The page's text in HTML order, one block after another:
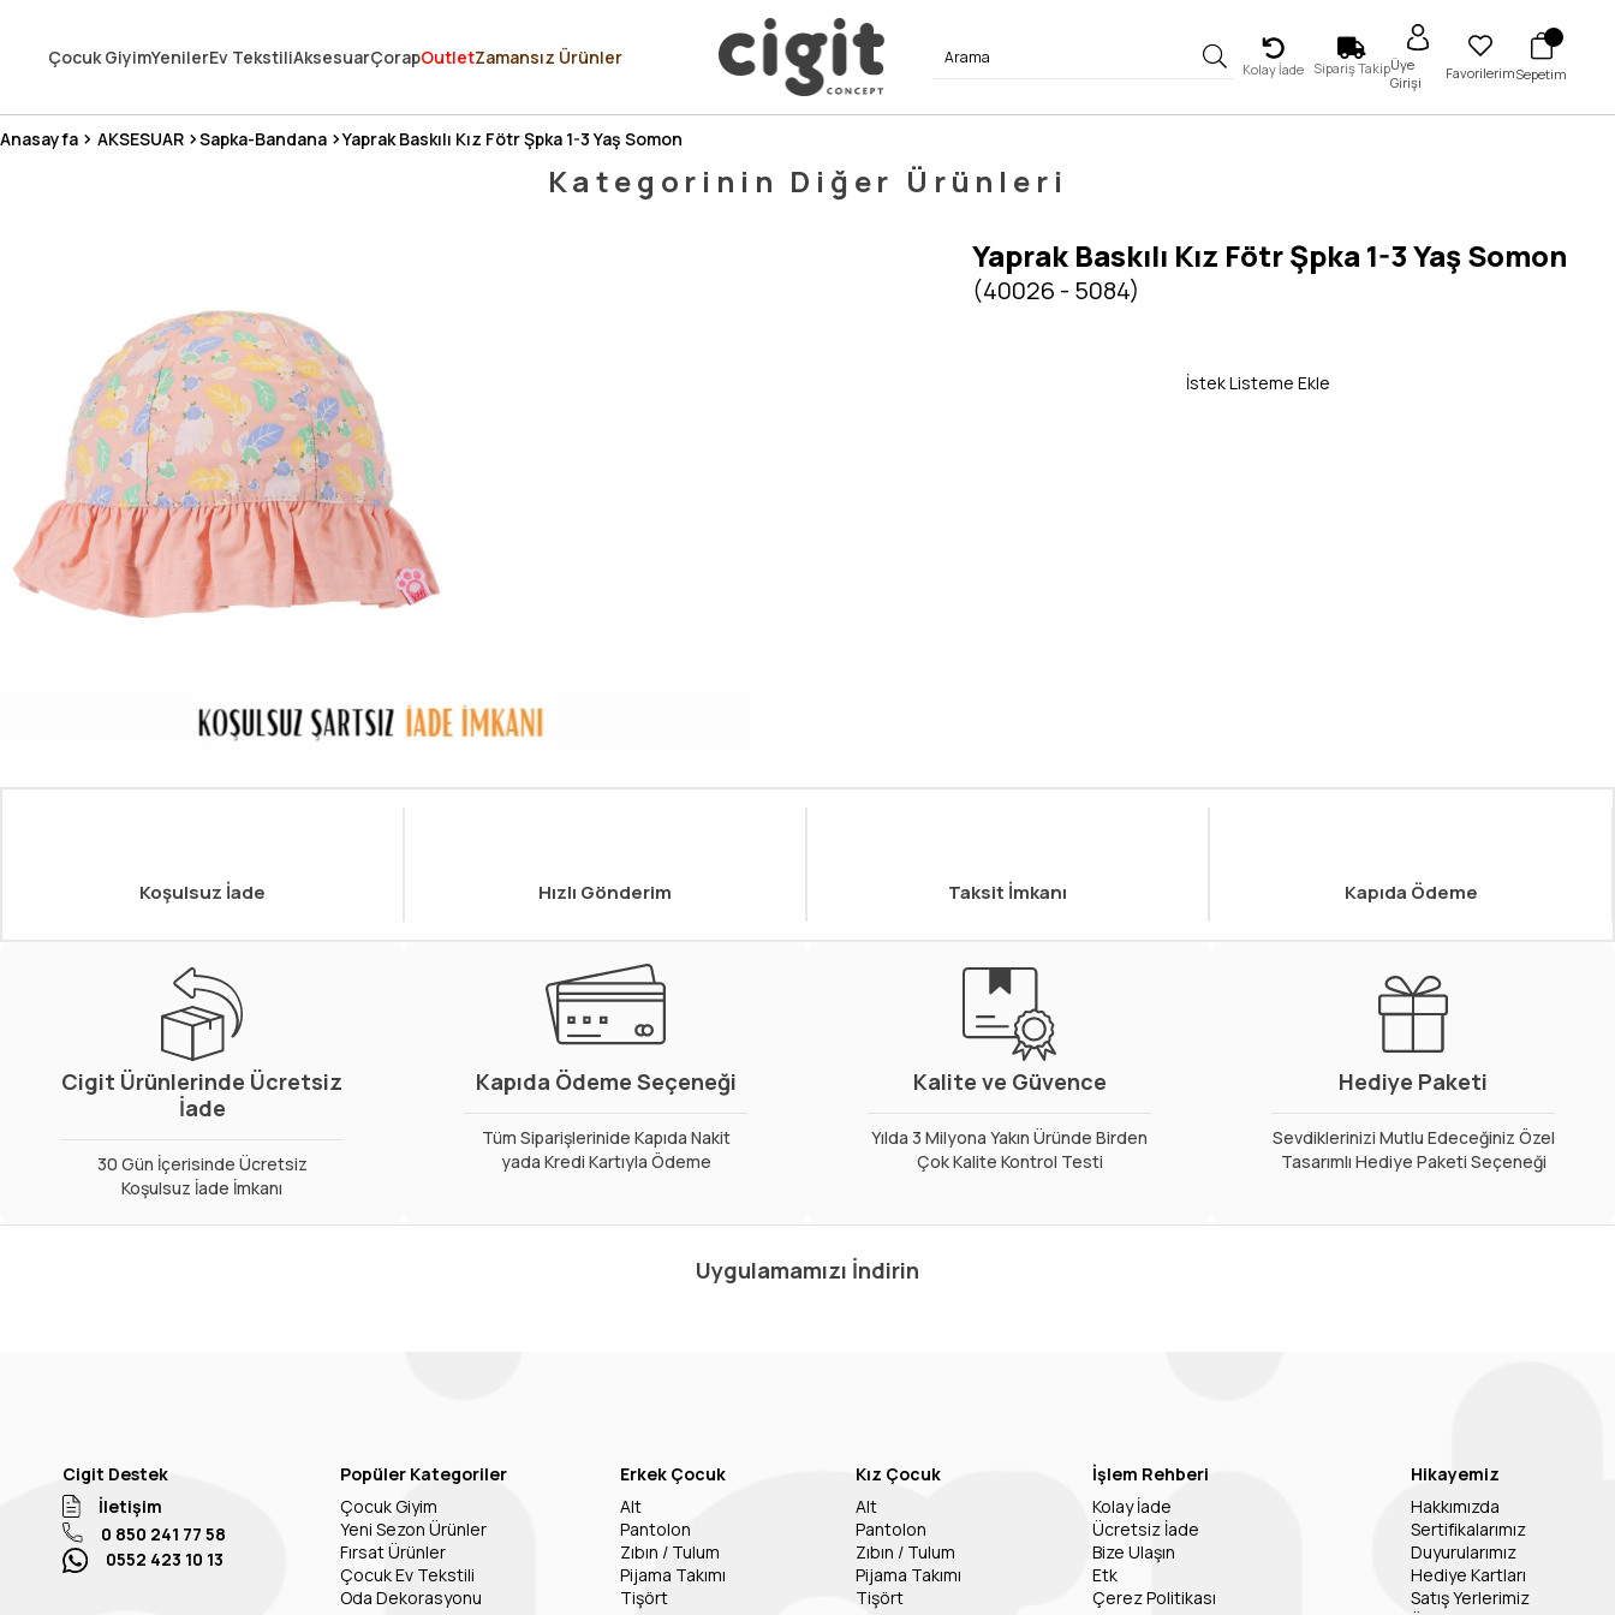
3 MİLYONDAN FAZLA MUTLU MÜŞTERİ ❤️ 10 MİLYON ÜRÜN
Çocuk GiyimYenilerEv TekstiliAksesuarÇorapOutletZamansız Ürünler
Kolay İade Sipariş TakipÜye
Girişi
FavorilerimSepetim
Anasayfa AKSESUAR Sapka-Bandana Yaprak Baskılı Kız Fötr Şpka 1-3 Yaş Somon
Kategorinin Diğer Ürünleri
Yaprak Baskılı Kız Fötr Şpka 1-3 Yaş Somon
(40026 - 5084)
İstek Listeme Ekle
Koşulsuz İade Hızlı Gönderim Taksit İmkanı Kapıda Ödeme
Cigit Ürünlerinde Ücretsiz
İade
30 Gün İçerisinde Ücretsiz
Koşulsuz İade İmkanı
Kapıda Ödeme Seçeneği
Tüm Siparişlerinide Kapıda Nakit
yada Kredi Kartıyla Ödeme
Kalite ve Güvence
Yılda 3 Milyona Yakın Üründe Birden
Çok Kalite Kontrol Testi
Hediye Paketi
Sevdiklerinizi Mutlu Edeceğiniz Özel
Tasarımlı Hediye Paketi Seçeneği
Uygulamamızı İndirin
Cigit Destek
İletişim
0 850 241 77 58
0552 423 10 13
Popüler Kategoriler
Çocuk Giyim
Yeni Sezon Ürünler
Fırsat Ürünler
Çocuk Ev Tekstili
Oda Dekorasyonu
Erkek Çocuk
Alt
Pantolon
Zıbın / Tulum
Pijama Takımı
Tişört
Kız Çocuk
Alt
Pantolon
Zıbın / Tulum
Pijama Takımı
Tişört
İşlem Rehberi
Kolay İade
Ücretsiz İade
Bize Ulaşın
Etk
Çerez Politikası
Hikayemiz
Hakkımızda
Sertifikalarımız
Duyurularımız
Hediye Kartları
Satış Yerlerimiz